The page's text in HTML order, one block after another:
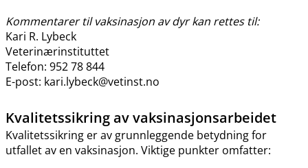
Kommentarer til vaksinasjon av dyr kan rettes til:
Kari R. Lybeck
Veterinærinstituttet
Telefon: 952 78 844
E-post: kari.lybeck@vetinst.no
Kvalitetssikring av vaksinasjonsarbeidet
Kvalitetssikring er av grunnleggende betydning for
utfallet av en vaksinasjon. Viktige punkter omfatter: